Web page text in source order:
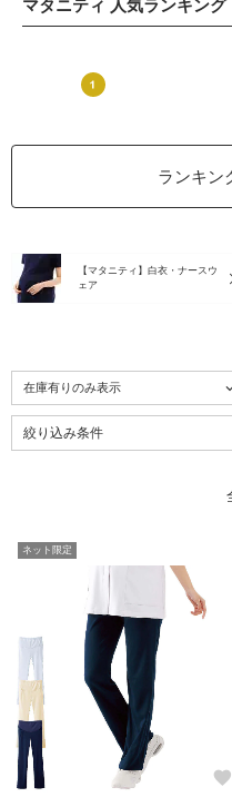
マタニティ 人気ランキング
ランキン
【マタニティ】白衣・ナースウ
ェア
絞り込み条件
ネット限定
favorite